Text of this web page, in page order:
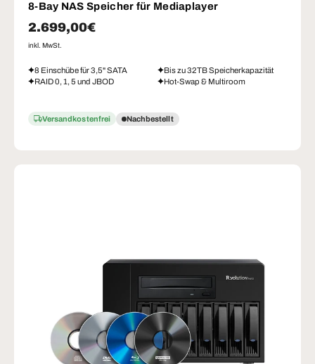
8-Bay NAS Speicher für Mediaplayer
Normaler Preis
2.699,00€
inkl. MwSt.
8 Einschübe für 3,5" SATA
Bis zu 32TB Speicherkapazität
RAID 0, 1, 5 und JBOD
Hot-Swap & Multiroom
Versandkostenfrei Nachbestellt